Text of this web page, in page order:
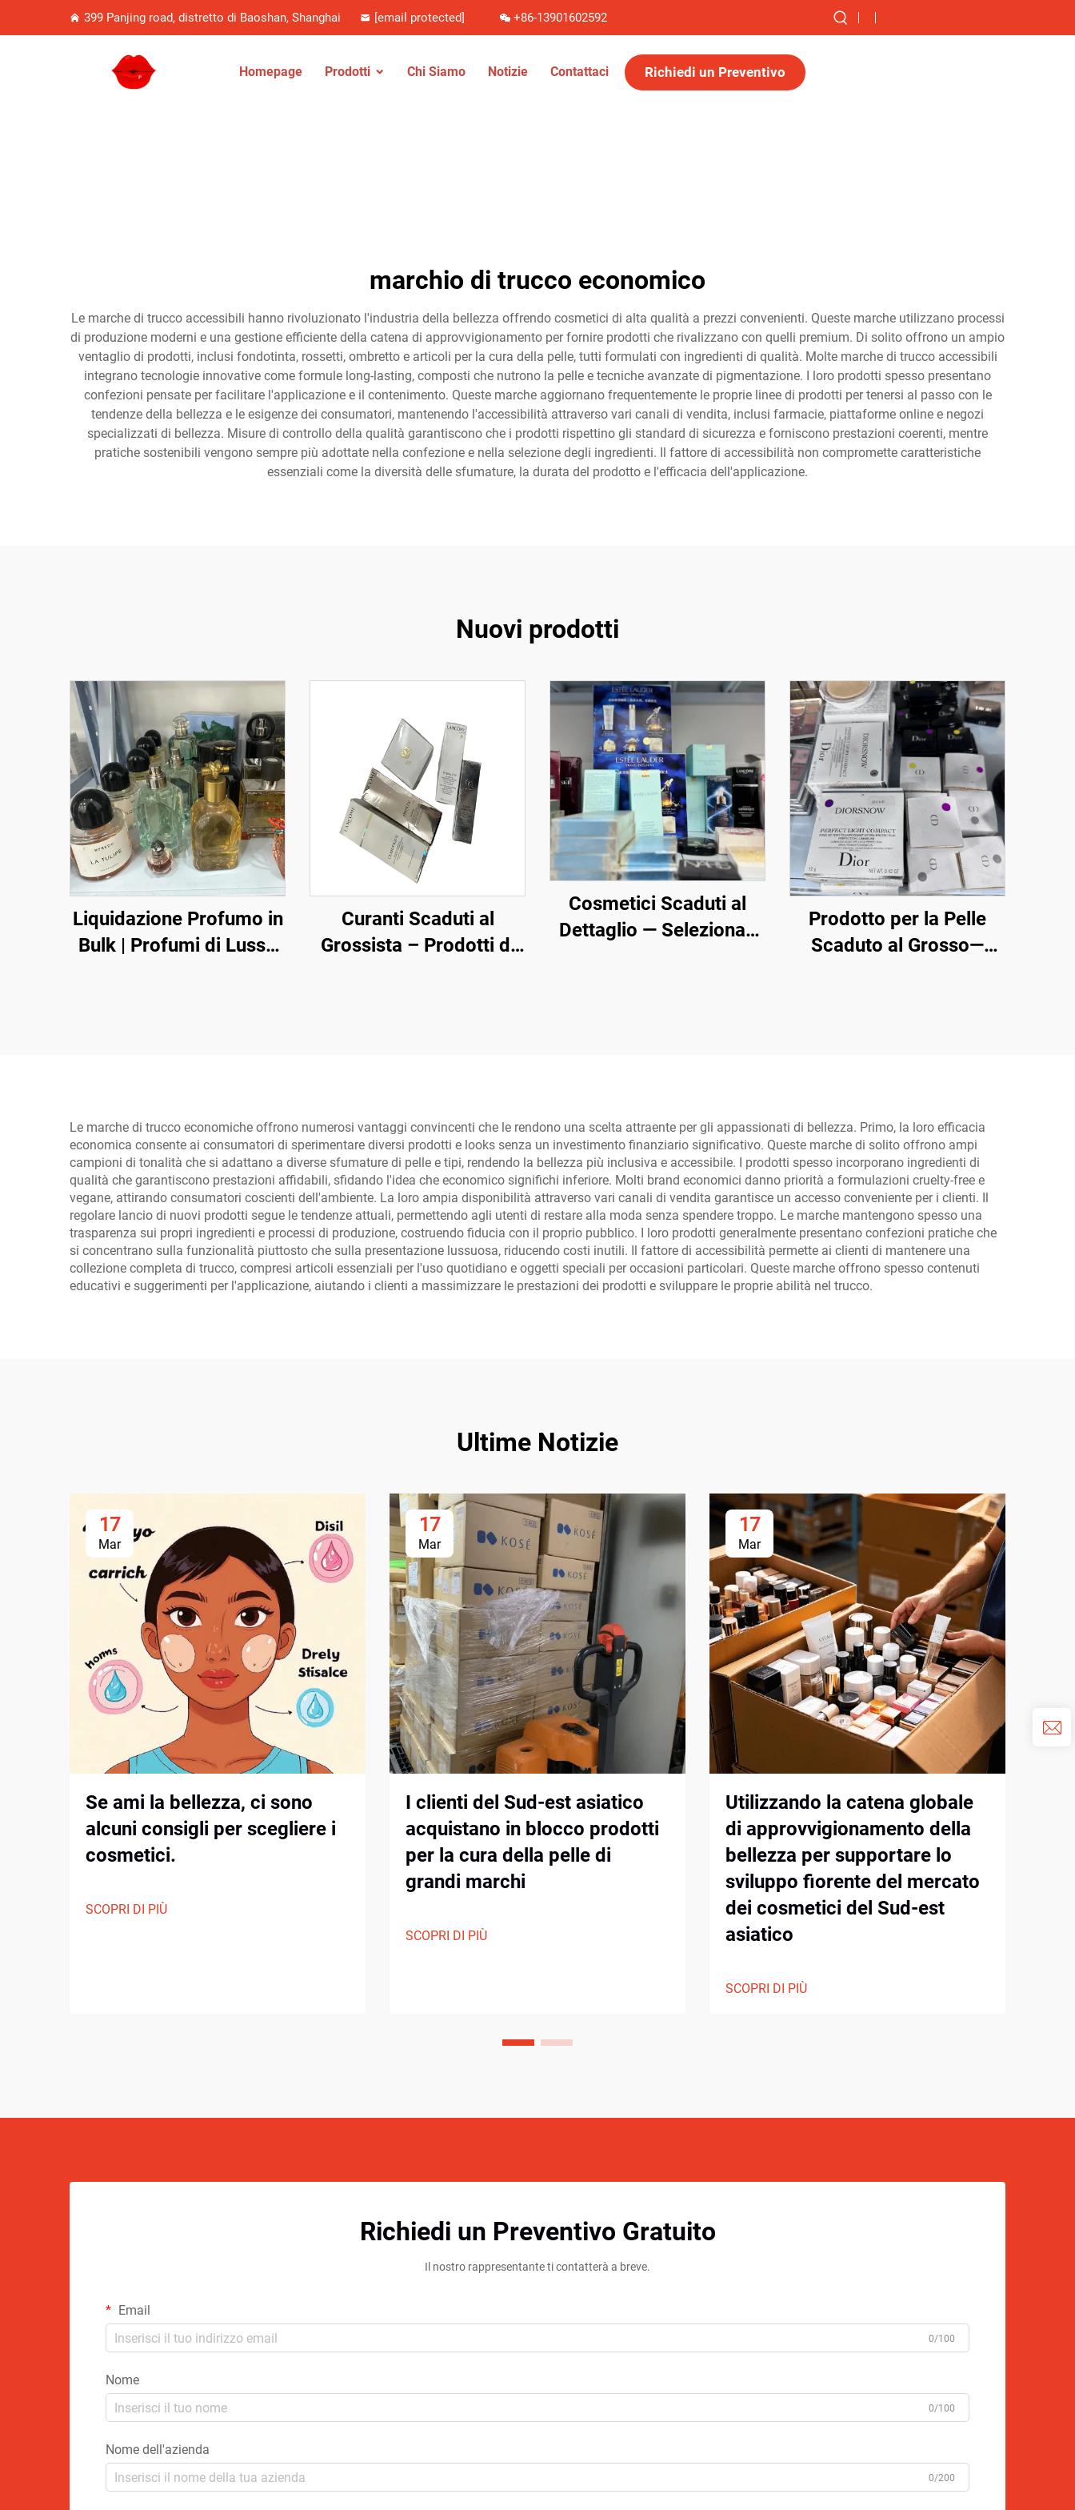
399 Panjing road, distretto di Baoshan, Shanghai [email protected] +86-13901602592
Homepage Prodotti Chi Siamo Notizie Contattaci Richiedi un Preventivo
marchio di trucco economico
Le marche di trucco accessibili hanno rivoluzionato l'industria della bellezza offrendo cosmetici di alta qualità a prezzi convenienti. Queste marche utilizzano processi
di produzione moderni e una gestione efficiente della catena di approvvigionamento per fornire prodotti che rivalizzano con quelli premium. Di solito offrono un ampio
ventaglio di prodotti, inclusi fondotinta, rossetti, ombretto e articoli per la cura della pelle, tutti formulati con ingredienti di qualità. Molte marche di trucco accessibili
integrano tecnologie innovative come formule long-lasting, composti che nutrono la pelle e tecniche avanzate di pigmentazione. I loro prodotti spesso presentano
confezioni pensate per facilitare l'applicazione e il contenimento. Queste marche aggiornano frequentemente le proprie linee di prodotti per tenersi al passo con le
tendenze della bellezza e le esigenze dei consumatori, mantenendo l'accessibilità attraverso vari canali di vendita, inclusi farmacie, piattaforme online e negozi
specializzati di bellezza. Misure di controllo della qualità garantiscono che i prodotti rispettino gli standard di sicurezza e forniscono prestazioni coerenti, mentre
pratiche sostenibili vengono sempre più adottate nella confezione e nella selezione degli ingredienti. Il fattore di accessibilità non compromette caratteristiche
essenziali come la diversità delle sfumature, la durata del prodotto e l'efficacia dell'applicazione.
Nuovi prodotti
Liquidazione Profumo in
Bulk | Profumi di Lusso
Curanti Scaduti al
Grossista – Prodotti di
Cosmetici Scaduti al
Dettaglio — Selezionati
Prodotto per la Pelle
Scaduto al Grosso—
Le Labo, La Roche
Posay, Lancome, Dior
ecc.
Le marche di trucco economiche offrono numerosi vantaggi convincenti che le rendono una scelta attraente per gli appassionati di bellezza. Primo, la loro efficacia
economica consente ai consumatori di sperimentare diversi prodotti e looks senza un investimento finanziario significativo. Queste marche di solito offrono ampi
campioni di tonalità che si adattano a diverse sfumature di pelle e tipi, rendendo la bellezza più inclusiva e accessibile. I prodotti spesso incorporano ingredienti di
qualità che garantiscono prestazioni affidabili, sfidando l'idea che economico significhi inferiore. Molti brand economici danno priorità a formulazioni cruelty-free e
vegane, attirando consumatori coscienti dell'ambiente. La loro ampia disponibilità attraverso vari canali di vendita garantisce un accesso conveniente per i clienti. Il
regolare lancio di nuovi prodotti segue le tendenze attuali, permettendo agli utenti di restare alla moda senza spendere troppo. Le marche mantengono spesso una
trasparenza sui propri ingredienti e processi di produzione, costruendo fiducia con il proprio pubblico. I loro prodotti generalmente presentano confezioni pratiche che
si concentrano sulla funzionalità piuttosto che sulla presentazione lussuosa, riducendo costi inutili. Il fattore di accessibilità permette ai clienti di mantenere una
collezione completa di trucco, compresi articoli essenziali per l'uso quotidiano e oggetti speciali per occasioni particolari. Queste marche offrono spesso contenuti
educativi e suggerimenti per l'applicazione, aiutando i clienti a massimizzare le prestazioni dei prodotti e sviluppare le proprie abilità nel trucco.
Ultime Notizie
17
Mar
Se ami la bellezza, ci sono
alcuni consigli per scegliere i
cosmetici.
SCOPRI DI PIÙ
17
Mar
I clienti del Sud-est asiatico
acquistano in blocco prodotti
per la cura della pelle di
grandi marchi
SCOPRI DI PIÙ
17
Mar
Utilizzando la catena globale
di approvvigionamento della
bellezza per supportare lo
sviluppo fiorente del mercato
dei cosmetici del Sud-est
asiatico
SCOPRI DI PIÙ
Richiedi un Preventivo Gratuito
Il nostro rappresentante ti contatterà a breve.
Email
0/100
Nome
0/100
Nome dell'azienda
0/200